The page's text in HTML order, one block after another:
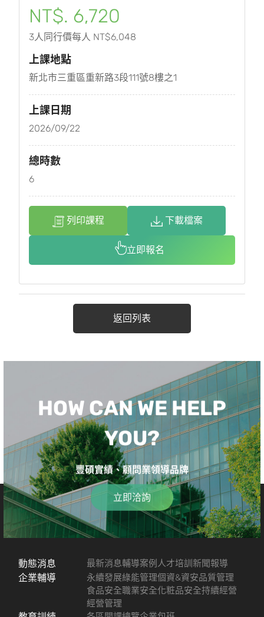
NT$. 6,720
3人同行價每人 NT$6,048
上課地點
新北市三重區重新路3段111號8樓之1
上課日期
2026/09/22
總時數
6
列印課程 下載檔案
立即報名
返回列表
HOW CAN WE HELP
YOU?
豐碩實績、顧問業領導品牌
立即洽詢
動態消息 最新消息輔導案例 人才培訓新聞報導
企業輔導 永續發展綠能管理個資&資安品質管理
食品安全職業安全化粧品安全持續經營
經營管理